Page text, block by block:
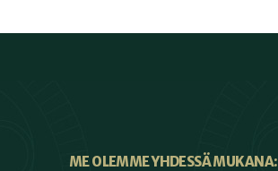
ME OLEMME YHDESSÄ MUKANA: